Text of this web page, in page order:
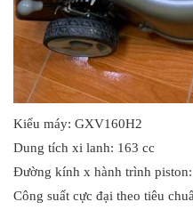
Kiểu máy: GXV160H2
Dung tích xi lanh: 163 cc
Đường kính x hành trình
Công suất cực đại theo tiêu